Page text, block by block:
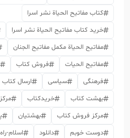
کتاب مفاتیح الحیاة نشر اسرا
خرید کتاب مفاتیح الحیاة نشر اسرا
مفاتیح الحیاة مکمل مفاتیح الجنان
مفاتیح الحیات
فروش کتاب
فرهنگی
سیاسی ارسال کتاب
بهشت کتاب
خریدکتاب
مرکز فروش کتاب
بهشتیان
دوست خوبم
دانلود
اسلام-